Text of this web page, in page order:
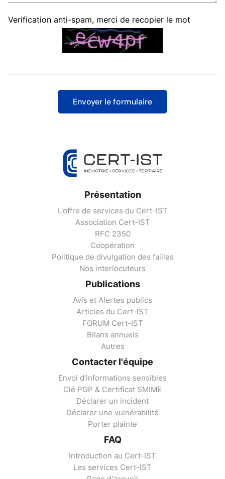
Verification anti-spam, merci de recopier le mot
Présentation
L'offre de services du Cert-IST
Association Cert-IST
RFC 2350
Coopération
Politique de divulgation des failles
Nos interlocuteurs
Publications
Avis et Alertes publics
Articles du Cert-IST
FORUM Cert-IST
Bilans annuels
Autres
Contacter l'équipe
Envoi d'informations sensibles
Clé PGP & Certificat SMIME
Déclarer un incident
Déclarer une vulnérabilité
Porter plainte
FAQ
Introduction au Cert-IST
Les services Cert-IST